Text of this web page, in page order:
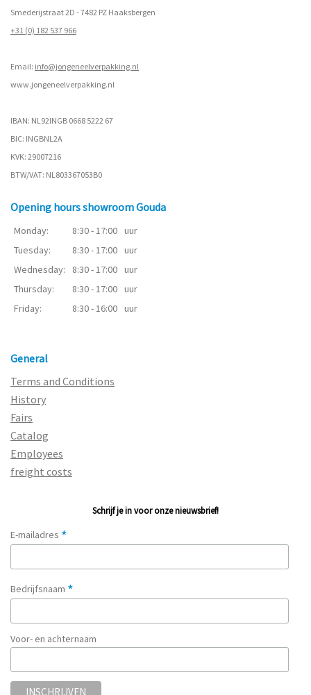
Smederijstraat 2D - 7482 PZ Haaksbergen
+31 (0) 182 537 966
Email: info@jongeneelverpakking.nl
www.jongeneelverpakking.nl
IBAN: NL92INGB 0668 5222 67
BIC: INGBNL2A
KVK: 29007216
BTW/VAT: NL803367053B0
Opening hours showroom Gouda
Monday: 8:30 - 17:00 uur
Tuesday:
8:30 - 17:00 uur
Wednesday:
8:30 - 17:00 uur
Thursday:
8:30 - 17:00 uur
Friday:
8:30 - 16:00 uur
General
Terms and Conditions
History
Fairs
Catalog
Employees
freight costs
Schrijf je in voor onze nieuwsbrief!
E-mailadres *
Bedrijfsnaam *
Voor- en achternaam